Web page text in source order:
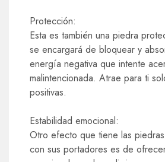
Protección:
Esta es también una piedra
se encargará de bloquear y
energía negativa que intente
malintencionada. Atrae para ti
positivas.
Estabilidad emocional:
Otro efecto que tiene las
con sus portadores es de